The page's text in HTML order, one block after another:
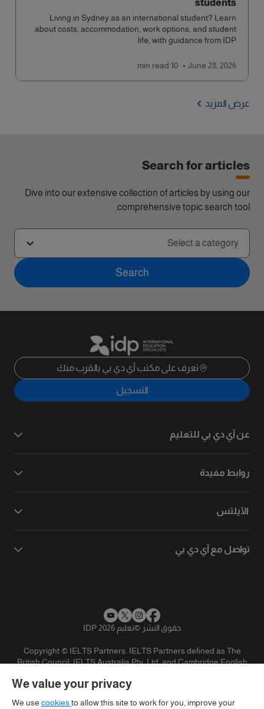
students
Living in Sydney as an international student? Learn
about costs, accommodation, work options, and student
life, with guidance from IDP.
June 28, 2026
10 min
read
عرض المزيد
Search for articles
Dive into our extensive collection of articles by using our
comprehensive topic search tool.
Select a category
Search
تعرف على مكتب آي دي بي بالقرب منك
التسجيل
عن آي دي بي للتعليم
روابط مفيدة
الآيلتس
تواصل مع آي دي بي
حقوق النشر ©تعليم IDP 2026
Copyright © IELTS Partners. IELTS Partners defined as The
British Council, IELTS Australia Pty. Ltd. and Cambridge English
We value your privacy
We use cookiesto allow this site to work for you, improve your